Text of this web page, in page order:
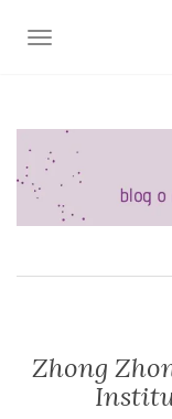
TOGGLE
Zhong